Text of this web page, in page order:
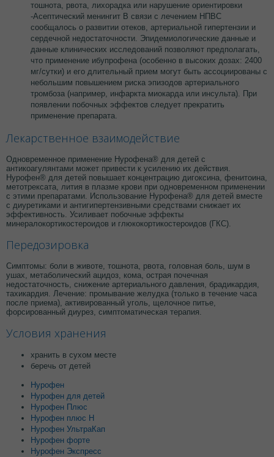
тошнота, рвота, лихорадка или нарушение ориентировки
-Асептический менингит В связи с лечением НПВС
сообщалось о развитии отеков, артериальной гипертензии и
сердечной недостаточности. Эпидемиологические данные и
данные клинических исследований позволяют предполагать,
что применение ибупрофена (особенно в высоких дозах: 2400
мг/сутки) и его длительный прием могут быть ассоциированы с
небольшим повышением риска эпизодов артериального
тромбоза (например, инфаркта миокарда или инсульта). При
появлении побочных эффектов следует прекратить
применение препарата.
Лекарственное взаимодействие
Одновременное применение Нурофена® для детей с
антикоагулянтами может привести к усилению их действия.
Нурофен® для детей повышает концентрацию дигоксина, фенитоина,
метотрексата, лития в плазме крови при одновременном применении
с этими препаратами. Использование Нурофена® для детей вместе
с диуретиками и антигипертензивными средствами снижает их
эффективность. Усиливает побочные эффекты
минералокортикостероидов и глюкокортикостероидов (ГКС).
Передозировка
Симптомы: боли в животе, тошнота, рвота, головная боль, шум в
ушах, метаболический ацидоз, кома, острая почечная
недостаточность, снижение артериального давления, брадикардия,
тахикардия. Лечение: промывание желудка (только в течение часа
после приема), активированный уголь, щелочное питье,
форсированный диурез, симптоматическая терапия.
Условия хранения
хранить в сухом месте
беречь от детей
Нурофен
Нурофен для детей
Нурофен Плюс
Нурофен плюс Н
Нурофен УльтраКап
Нурофен форте
Нурофен Экспресс